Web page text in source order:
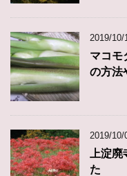
2019/10/
マコモ
の方法
2019/10/
上淀
た